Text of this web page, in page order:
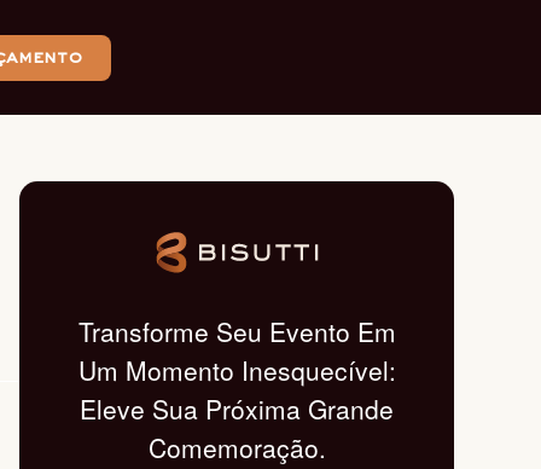
Transforme Seu Evento Em
Um Momento Inesquecível:
Eleve Sua Próxima Grande
Comemoração.